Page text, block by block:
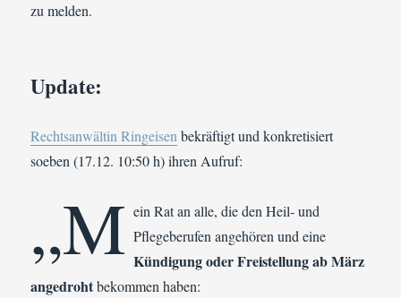
zu melden.
Update:
Rechtsanwältin Ringeisen bekräftigt und konkretisiert
soeben (17.12. 10:50 h) ihren Aufruf:
„M ein Rat an alle, die den Heil- und
Pflegeberufen angehören und eine
Kündigung oder Freistellung ab März
angedrohtbekommen haben: